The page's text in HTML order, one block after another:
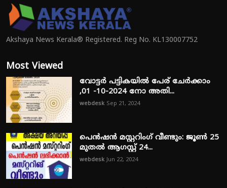
Akshaya News Kerala® Registered. Reg No. KL130007752
Most Viewed
വോട്ടർ പട്ടികയിൽ പേര് ചേർക്കാം
,01 -10-2024 നോ അതി...
webdesk Sep 21, 2024
പെൻഷൻ മസ്റ്ററിംഗ് വീണ്ടും: ജൂൺ 25
മുതൽ ആഗസ്റ്റ് 24...
webdesk Jun 22, 2024